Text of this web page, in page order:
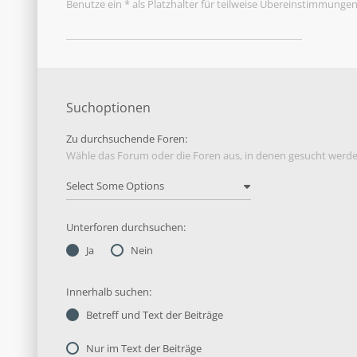
Benutze ein * als Platzhalter für teilweise
Suchoptionen
Zu durchsuchende Foren:
Wähle das Forum oder die Foren aus, in denen gesucht
Unterforen durchsuchen:
Ja
Nein
Innerhalb suchen:
Betreff und Text der Beiträge
Nur im Text der Beiträge